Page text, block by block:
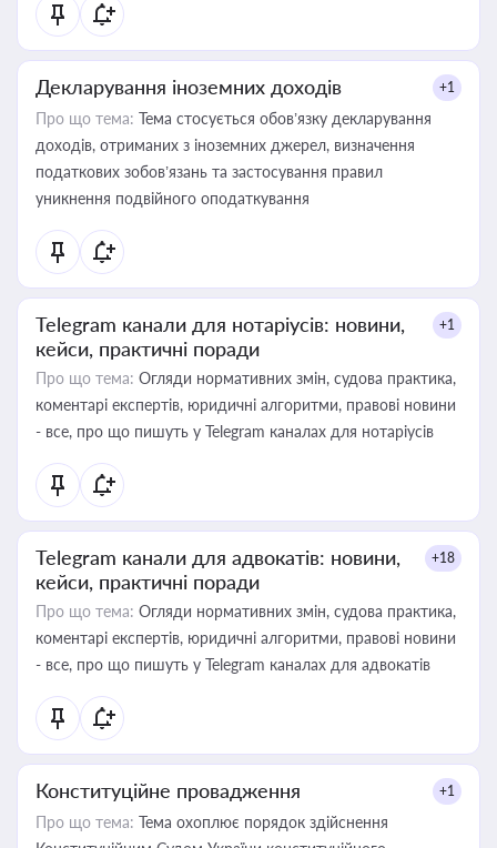
Декларування іноземних доходів +1
Про що тема: Тема стосується обов’язку декларування
доходів, отриманих з іноземних джерел, визначення
податкових зобов’язань та застосування правил
уникнення подвійного оподаткування
Telegram канали для нотаріусів: новини,
кейси, практичні поради
+1
Про що тема: Огляди нормативних змін, судова практика,
коментарі експертів, юридичні алгоритми, правові новини
- все, про що пишуть у Telegram каналах для нотаріусів
Telegram канали для адвокатів: новини,
кейси, практичні поради
+18
Про що тема: Огляди нормативних змін, судова практика,
коментарі експертів, юридичні алгоритми, правові новини
- все, про що пишуть у Telegram каналах для адвокатів
Конституційне провадження +1
Про що тема: Тема охоплює порядок здійснення